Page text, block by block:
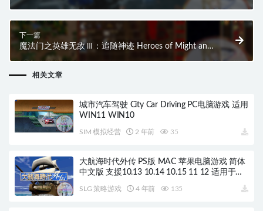
下一篇
魔法门之英雄无敌Ⅲ：追随神迹 Heroes of Might and
Magic III：In the Wake of Gods MAC游戏 苹果电脑游
相关文章
城市汽车驾驶 City Car Driving PC电脑游戏 适用
WIN11 WIN10
SIM 模拟经营 2 年前 35
大航海时代外传 PS版 MAC 苹果电脑游戏 简体
中文版 支援10.13 10.14 10.15 11 12 适用于
SLG 策略游戏 4 年前 135